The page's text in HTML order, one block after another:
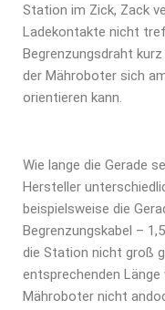
Station im Zick, Zack
Ladekontakte nicht
Begrenzungsdraht
der Mähroboter sich
orientieren kann.
Wie lange die Gerade
Hersteller
beispielsweise die
Begrenzungskabel –
die Station nicht groß
entsprechenden Länge
Mähroboter nicht